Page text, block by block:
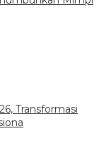
Transformasi